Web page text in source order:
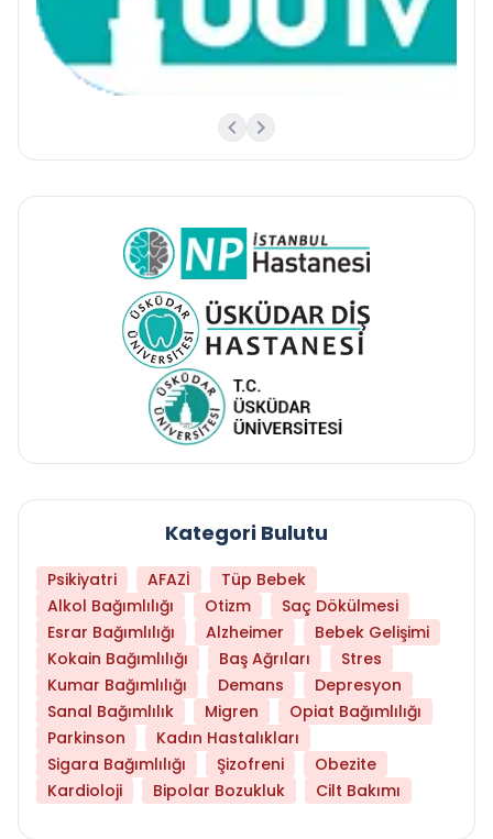
Kategori Bulutu
Psikiyatri AFAZİ
Tüp Bebek
Alkol Bağımlılığı
Otizm
Saç Dökülmesi
Esrar Bağımlılığı
Alzheimer
Bebek Gelişimi
Kokain Bağımlılığı
Baş Ağrıları
Stres
Kumar Bağımlılığı
Demans
Depresyon
Sanal Bağımlılık
Migren
Opiat Bağımlılığı
Parkinson
Kadın Hastalıkları
Sigara Bağımlılığı
Şizofreni
Obezite
Kardioloji
Bipolar Bozukluk Cilt Bakımı